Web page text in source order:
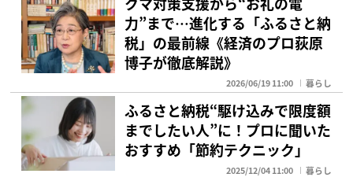
力”まで…進化する「ふるさと納
税」の最前線《経済のプロ荻原
博子が徹底解説》
2026/06/19 11:00 暮らし
ふるさと納税“駆け込みで限度額
までしたい人”に！プロに聞いた
おすすめ「節約テクニック」
2025/12/04 11:00 暮らし